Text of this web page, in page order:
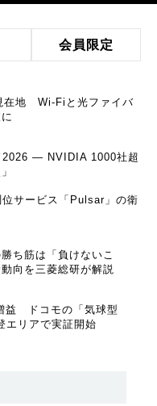
会員限定
在地 Wi-Fiと光ファイバ
2026 ― NVIDIA 1000社超
サービス「Pulsar」の衛
ち筋は「負けないこ
向を三菱総研が解説
益 ドコモの「気球型
エリアで実証開始